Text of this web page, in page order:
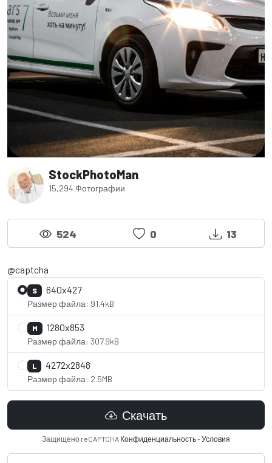
StockPhotoMan
15,294 Фотографии
524 0 13
@captcha
S 640x427
Размер файла: 91.4kB
M 1280x853
Размер файла: 307.9kB
L 4272x2848
Размер файла: 2.5MB
Скачать
Защищено reCAPTCHA Конфиденциальность-Условия